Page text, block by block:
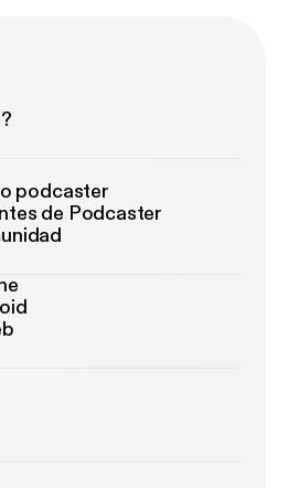
podcaster
de Podcaster